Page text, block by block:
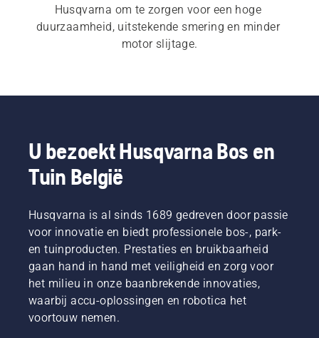
Husqvarna om te zorgen voor een hoge
duurzaamheid, uitstekende smering en minder
motor slijtage.
U bezoekt Husqvarna Bos en
Tuin België
Husqvarna is al sinds 1689 gedreven door passie
voor innovatie en biedt professionele bos-, park-
en tuinproducten. Prestaties en bruikbaarheid
gaan hand in hand met veiligheid en zorg voor
het milieu in onze baanbrekende innovaties,
waarbij accu-oplossingen en robotica het
voortouw nemen.